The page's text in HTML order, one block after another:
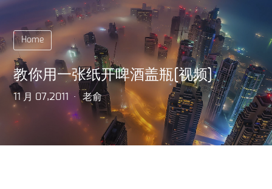
Home
教你用一张纸开啤酒盖瓶[视频]
11 月 07,2011 老俞